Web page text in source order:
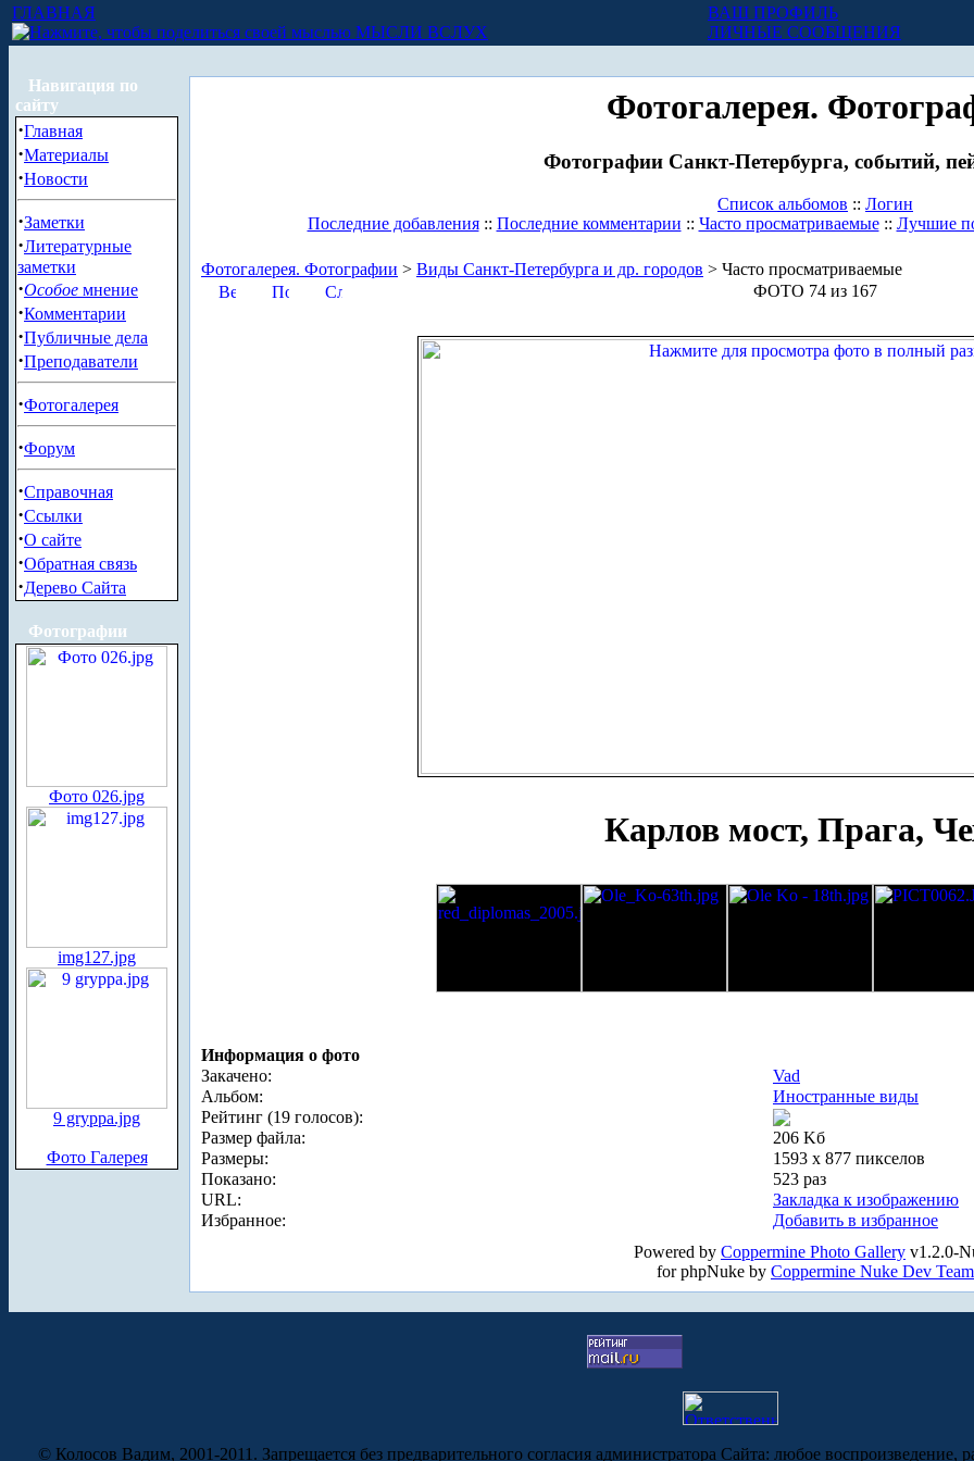
ГЛАВНАЯ
МЫСЛИ ВСЛУХ
ВАШ ПРОФИЛЬ
ЛИЧНЫЕ СООБЩЕНИЯ
Навигация по
сайту
·Главная
·Материалы
·Новости
·Заметки
·Литературные
заметки
·Особое мнение
·Комментарии
·Публичные дела
·Преподаватели
·Фотогалерея
·Форум
·Справочная
·Ссылки
·О сайте
·Обратная связь
·Дерево Сайта
Фотографии
Фото 026.jpg
img127.jpg
9 gryppa.jpg
Фото Галерея
Фотогалерея.
Фотографии Санкт-Петербурга, событий,
Список альбомов :: Логин
Последние добавления:: Последние комментарии :: Часто просматриваемые:: Лучшие
Фотогалерея. Фотографии > Виды Санкт-Петербурга и др. городов > Часто просматриваемые
ФОТО 74 из 167
Карлов мост, Прага,
Информация о фото
Закачено:
Vad
Альбом:
Иностранные виды
Рейтинг (19 голосов):
Размер файла:
206 Kб
Размеры:
1593 x 877 пикселов
Показано:
523 раз
URL:
Закладка к изображению
Избранное:
Добавить в избранное
Powered by Coppermine Photo Gallery v1.2.0-
for phpNuke by Coppermine Nuke Dev Team
© Колосов Вадим, 2001-2011. Запрещается без предварительного согласия администратора Сайта: любое воспроизведение,